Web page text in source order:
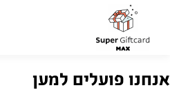
אנחנו פועלים למען